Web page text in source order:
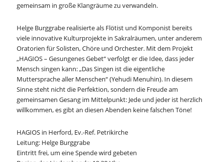
gemeinsam in große Klangräume zu verwandeln.
Helge Burggrabe realisierte als Flötist und Komponist bereits
viele innovative Kulturprojekte in Sakralräumen, unter anderem
Oratorien für Solisten, Chöre und Orchester. Mit dem Projekt
„HAGIOS – Gesungenes Gebet“ verfolgt er die Idee, dass jeder
Mensch singen kann: „Das Singen ist die eigentliche
Muttersprache aller Menschen“ (Yehudi Menuhin). In diesem
Sinne steht nicht die Perfektion, sondern die Freude am
gemeinsamen Gesang im Mittelpunkt: Jede und jeder ist herzlich
willkommen, es gibt an diesen Abenden keine falschen Töne!
HAGIOS in Herford, Ev.-Ref. Petrikirche
Leitung: Helge Burggrabe
Eintritt frei, um eine Spende wird gebeten